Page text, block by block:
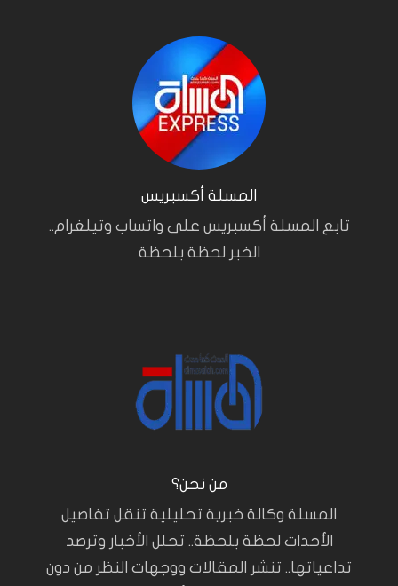
المسلة أكسبريس
تابع المسلة أكسبريس على واتساب وتيلغرام..
الخبر لحظة بلحظة
من نحن؟
المسلة وكالة خبرية تحليلية تنقل تفاصيل
الأحداث لحظة بلحظة.. تحلل الأخبار وترصد
تداعياتها.. تنشر المقالات ووجهات النظر من دون